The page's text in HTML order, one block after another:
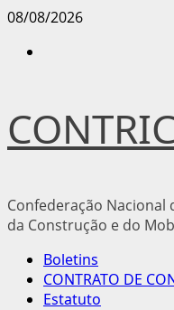
Avançar
08/08/2026
Confederação
da Construção e do
Menu
principal
Boletins
CONTRATO DE
Estatuto